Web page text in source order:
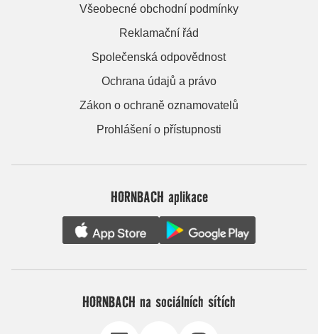
Všeobecné obchodní podmínky
Reklamační řád
Společenská odpovědnost
Ochrana údajů a právo
Zákon o ochraně oznamovatelů
Prohlášení o přístupnosti
HORNBACH aplikace
HORNBACH na sociálních sítích